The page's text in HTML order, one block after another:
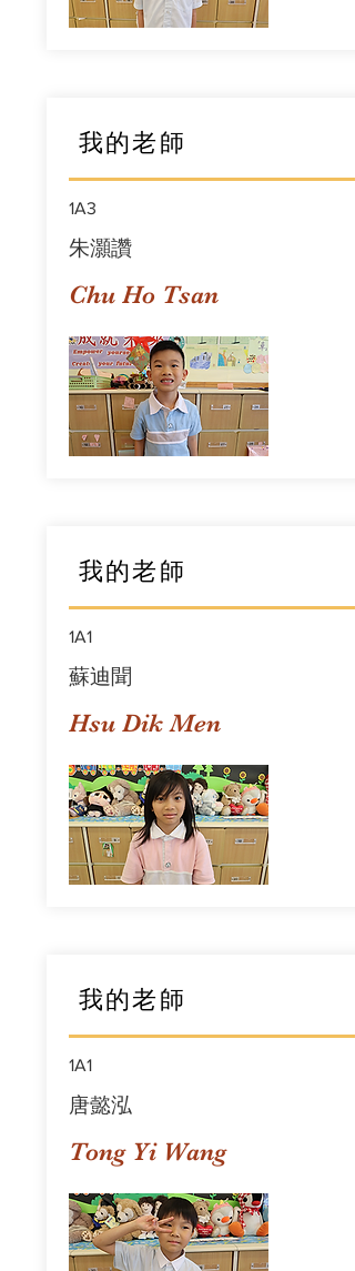
我的老師
1A3
朱灝讚
Chu Ho Tsan
我的老師
1A1
蘇迪聞
Hsu Dik Men
我的老師
1A1
唐懿泓
Tong Yi Wang